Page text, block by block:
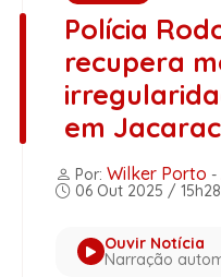
Polícia
recupera
em
Por: Wilker Porto -
06 Out 2025 / 15h28
Ouvir Notícia
Narração